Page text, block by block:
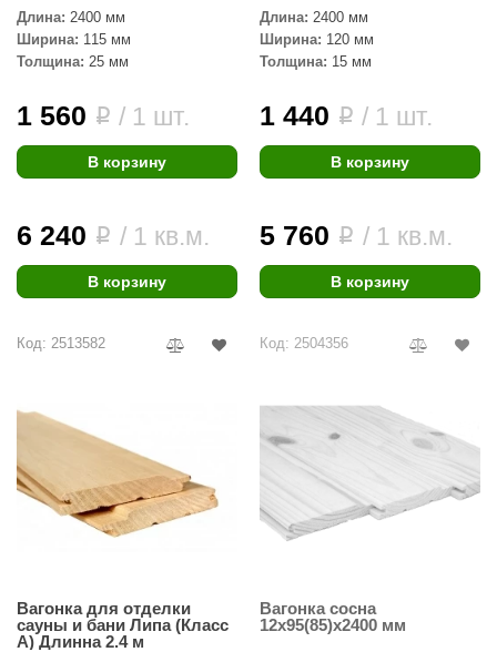
Длина: 2400 мм
Ширина: 115 мм
Толщина: 25 мм
1 560 i / 1 шт.
В корзину
6 240 i / 1 кв.м.
В корзину
Длина: 2400 мм
Ширина: 120 мм
Толщина: 15 мм
1 440 i / 1 шт.
В корзину
5 760 i / 1 кв.м.
В корзину
Код: 2513582
Вагонка для отделки
сауны и бани Липа (Класс
А) Длинна 2.4 м
Код: 2504356
Вагонка сосна
12х95(85)х2400 мм